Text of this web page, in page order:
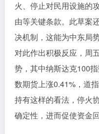
火、停止对民用设施的
由等关键条款。此草案
决机制，这能为中东局
对此作出积极反应，周
势，其中纳斯达克100
数期货上涨0.41%，道
持有这样的看法，停火
确定性，进而促使资金